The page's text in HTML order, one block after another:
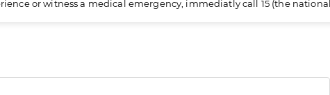
or witness a medical emergency, immediatly call 15 (the